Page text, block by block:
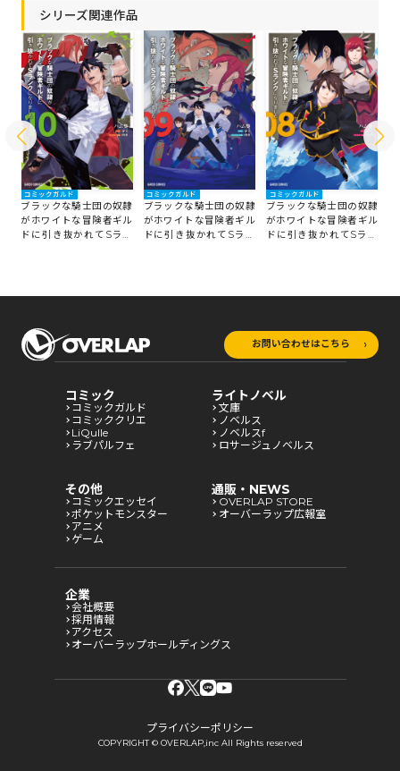
クになりました 8
シリーズ関連作品
コミックガルド
ブラックな騎士団の奴隷
がホワイトな冒険者ギル
ドに引き抜かれてSラン
コミックガルド
ブラックな騎士団の奴隷
がホワイトな冒険者ギル
ドに引き抜かれてSラン
コミックガルド
ブラックな騎士団の奴隷
がホワイトな冒険者ギル
ドに引き抜かれてSラン
お問い合わせはこちら
コミック
コミックガルド
コミッククリエ
LiQulle
ラブパルフェ
ライトノベル
文庫
ノベルス
ノベルスf
ロサージュノベルス
その他
コミックエッセイ
ポケットモンスター
アニメ
ゲーム
通販・NEWS
OVERLAP STORE
オーバーラップ広報室
企業
会社概要
採用情報
アクセス
オーバーラップホールディングス
プライバシーポリシー
COPYRIGHT © OVERLAP,inc All Rights reserved